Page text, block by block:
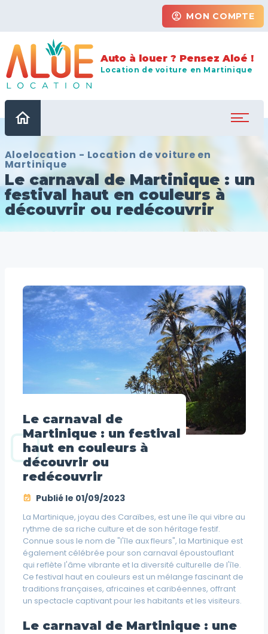
account_circle MON COMPTE
Auto à louer ? Pensez Aloé !
Location de voiture en Martinique
home
Aloelocation - Location de voiture en
Martinique
Le carnaval de Martinique : un
festival haut en couleurs à
découvrir ou redécouvrir
Le carnaval de
Martinique : un festival
haut en couleurs à
découvrir ou
redécouvrir
Publié le 01/09/2023
La Martinique, joyau des Caraïbes, est une île qui vibre au
rythme de sa riche culture et de son héritage festif.
Connue sous le nom de "l'île aux fleurs", la Martinique est
également célébrée pour son carnaval époustouflant
qui reflète l'âme vibrante et la diversité culturelle de l'île.
Ce festival haut en couleurs est un mélange fascinant de
traditions françaises, africaines et caribéennes, offrant
un spectacle captivant pour les habitants et les visiteurs.
Le carnaval de Martinique : une